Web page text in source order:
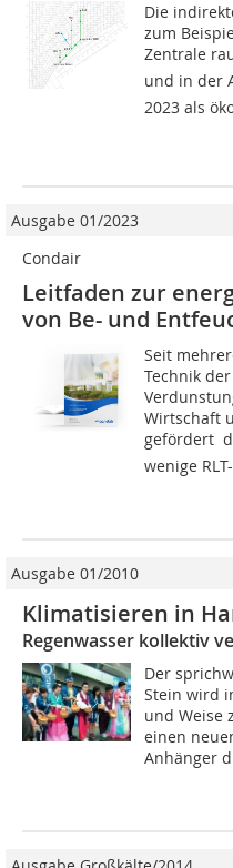
Die
zum
Zentrale
und in der
2023 als
Ausgabe 01/2023
Condair
Leitfaden zur
von Be- und
Seit
Technik
Wirtschaft
gefördert 
wenige
Ausgabe 01/2010
Klimatisieren in
Regenwasser kollektiv
Der
Stein wird
und Weise
einen
Anhänger